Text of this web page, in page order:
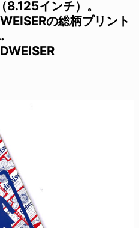
8.125インチ）。
の総柄プリント